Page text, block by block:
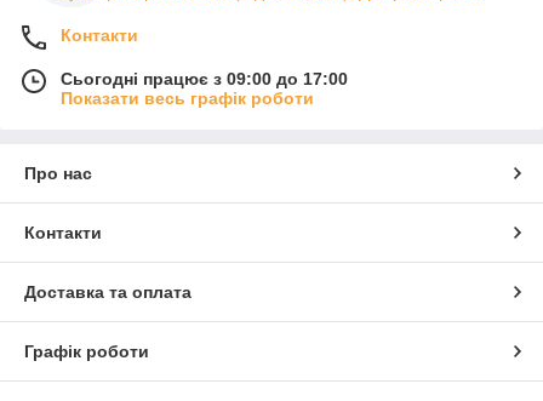
Контакти
Сьогодні працює з 09:00 до 17:00
Показати весь графік роботи
Про нас
Контакти
Доставка та оплата
Графік роботи